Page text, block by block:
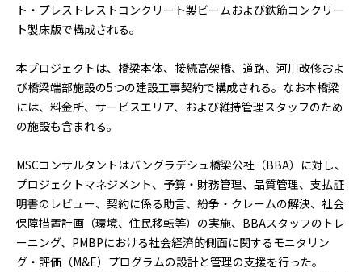
ト・プレストレストコンクリート製ビームおよび鉄筋コンクリー
ト製床版で構成される。
本プロジェクトは、橋梁本体、接続高架橋、道路、河川改修およ
び橋梁端部施設の5つの建設工事契約で構成される。なお本橋梁
には、料金所、サービスエリア、および維持管理スタッフのため
の施設も含まれる。
MSCコンサルタントはバングラデシュ橋梁公社（BBA）に対し、
プロジェクトマネジメント、予算・財務管理、品質管理、支払証
明書のレビュー、契約に係る助言、紛争・クレームの解決、社会
保障措置計画（環境、住民移転等）の実施、BBAスタッフのトレ
ーニング、PMBPにおける社会経済的側面に関するモニタリン
グ・評価（M&E）プログラムの設計と管理の支援を行った。